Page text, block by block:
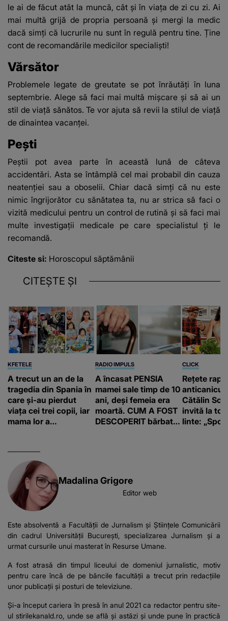
le ai de făcut atât la muncă, cât și în viața de zi cu zi. Ai
mai multă grijă de propria persoană și mergi la medic
dacă simți că lucrurile nu sunt în regulă pentru tine. Ține
cont de recomandările medicilor specialiști!
Vărsător
Problemele legate de greutate se pot înrăutăți în luna
septembrie. Alege să faci mai multă mișcare și să ai un
stil de viață sănătos. Te vor ajuta să revii la stilul de viață
de dinaintea vacanței.
Pești
Peștii pot avea parte în această lună de câteva
accidentări. Asta se întâmplă cel mai probabil din cauza
neatenției sau a oboselii. Chiar dacă simți că nu este
nimic îngrijorător cu sănătatea ta, nu ar strica să faci o
vizită medicului pentru un control de rutină și să faci mai
multe investigații medicale pe care specialistul ți le
recomandă.
Citeste si: Horoscopul săptămânii
CITEȘTE ȘI
KFETELE
A trecut un an de la
tragedia din Spania în
care și-au pierdut
viața cei trei copii, iar
mama lor a…
RADIO IMPULS
A încasat PENSIA
mamei sale timp de 10
ani, deși femeia era
moartă. CUM A FOST
DESCOPERIT bărbatul
CLICK
Rețete
Cătălin
invită la
linte: „Spor
Madalina Grigore
Editor web
Este absolventă a Facultății de Jurnalism și Științele Comunicării
din cadrul Universității București, specializarea Jurnalism și a
urmat cursurile unui masterat în Resurse Umane.
A fost atrasă din timpul liceului de domeniul jurnalistic, motiv
pentru care încă de pe băncile facultății a trecut prin redacțiile
unor publicații și posturi de televiziune.
Și-a început cariera în presă în anul 2021 ca redactor pentru site-
ul stirilekanald.ro, unde se află și astăzi și unde pune în practică